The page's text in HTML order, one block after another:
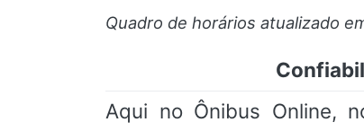
Quadro de horários atualizado
Aqui no Ônibus Online,